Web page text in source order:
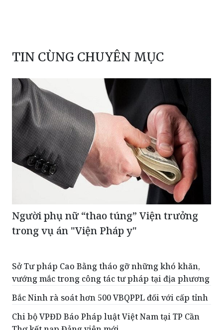
TIN CÙNG CHUYÊN MỤC
Người phụ nữ “thao túng” Viện trưởng
trong vụ án "Viện Pháp y"
Sở Tư pháp Cao Bằng tháo gỡ những khó khăn,
vướng mắc trong công tác tư pháp tại địa phương
Bắc Ninh rà soát hơn 500 VBQPPL đối với cấp tỉnh
Chi bộ VPĐD Báo Pháp luật Việt Nam tại TP Cần